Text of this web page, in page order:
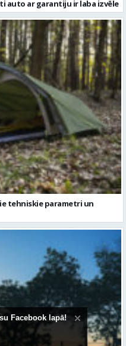
tehniskie parametri un
Facebook lapā!